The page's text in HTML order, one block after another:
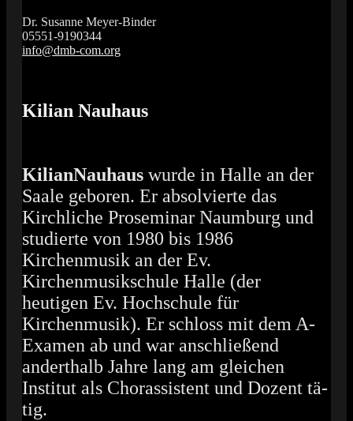
Dr. Susanne Meyer-Binder
05551-9190344
info@dmb-com.org
Vox Organi
Kilian Nauhaus
KilianNauhaus wurde in Halle an der
Saale geboren. Er absolvierte das
Kirchliche Pro­seminar Naumburg und
studierte von 1980 bis 1986
Kirchenmusik an der Ev.
Kirchenmusikschule Halle (der
heutigen Ev. Hochschule für
Kirchenmusik). Er schloss mit dem A-
Examen ab und war anschließend
anderthalb Jahre lang am gleichen
Institut als Chor­assistent und Dozent tä­
tig.